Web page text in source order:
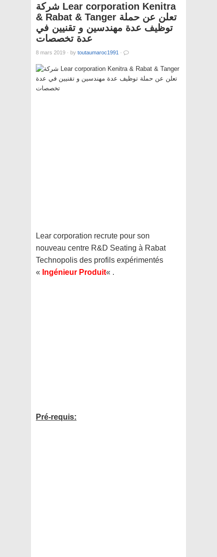
شركة Lear corporation Kenitra
& Rabat & Tanger تعلن عن حملة
توظيف عدة مهندسين و تقنيين في
عدة تخصصات
8 mars 2019 · by toutaumaroc1991 ·
Lear corporation recrute pour son
nouveau centre R&D Seating à Rabat
Technopolis des profils expérimentés
« Ingénieur Produit« .
Pré-requis: